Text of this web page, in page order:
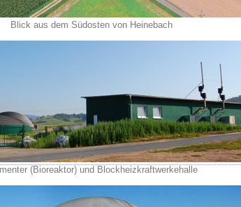
Blick aus dem Südosten von Heinebach
(Bioreaktor) und Blockheizkraftwerkehalle